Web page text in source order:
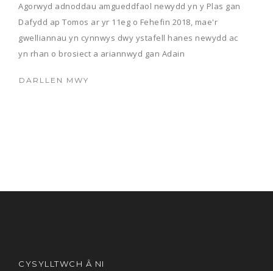
Agorwyd adnoddau amgueddfaol newydd yn y Plas gan
Dafydd ap Tomos ar yr 11eg o Fehefin 2018, mae'r
gwelliannau yn cynnwys dwy ystafell hanes newydd ac
yn rhan o brosiect a ariannwyd gan Adain
Cymru.
Mae’r ddwy ystafell ar lawr cyntaf yr Oriel a
DARLLEN MWY
CYSYLLTWCH Â NI